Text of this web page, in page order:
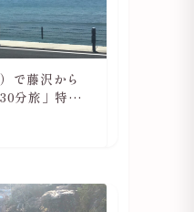
で藤沢から
分旅」特徴